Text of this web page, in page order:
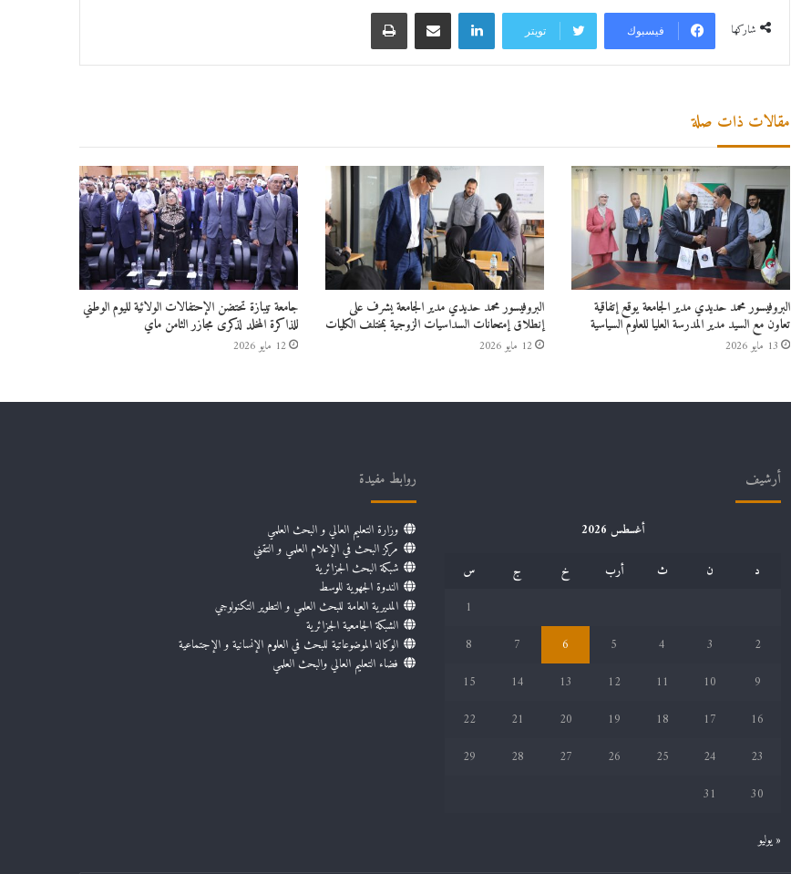
شاركها فيسبوك تويتر
لينكدإن مشاركة عبر البريد طباعة
مقالات ذات صلة
البروفيسور محمد حديدي مدير الجامعة يوقع إتفاقية
تعاون مع السيد مدير المدرسة العليا للعلوم السياسية
13 مايو 2026
البروفيسور محمد حديدي مدير الجامعة يشرف على
إنطلاق إمتحانات السداسيات الزوجية بمختلف الكليات
12 مايو 2026
جامعة تيبازة تحتضن الإحتفالات الولائية لليوم الوطني
للذاكرة المخلد لذكرى مجازر الثامن ماي
12 مايو 2026
أرشيف
أغسطس 2026
د
ن ث أرب خ ج
س
1
2
3
4
5
6
7
8
9
10
11
12
13
14
15
16
17
18
19
20
21
22
23
24
25
26
27
28
29
30
31
« يوليو
روابط مفيدة
وزارة التعليم العالي و البحث العلمي
مركز البحث في الإعلام العلمي و التقني
شبكة البحث الجزائرية
الندوة الجهوية للوسط
المديرية العامة للبحث العلمي و التطوير التكنولوجي
الشبكة الجامعية الجزائرية
الوكالة الموضوعاتية للبحث في العلوم الإنسانية و الإجتماعية
فضاء التعليم العالي والبحث العلمي